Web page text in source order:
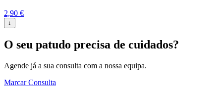
2,90 €
↓
O seu patudo precisa de cuidados?
Agende já a sua consulta com a nossa equipa.
Marcar Consulta